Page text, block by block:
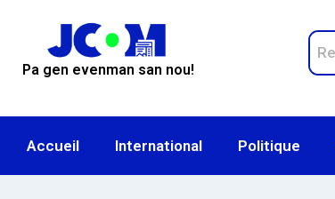
Pa gen evenman san nou!
Accueil International Politique